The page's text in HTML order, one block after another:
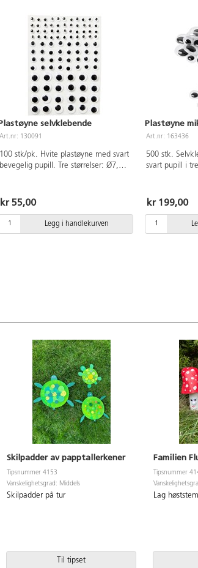
selvklebende
Art.nr: 130091
100 stk/pk. Hvite plastøyne med svart
bevegelig pupill. Tre størrelser: Ø7,
kr 55,00
Legg i handlekurven
Plastøyne
Art.nr: 163436
500 stk.
svart pupill i
kr 199,00
Skilpadder av papptallerkener
Tipsnummer 4153
Vanskelighetsgrad: Middels
Skilpadder på tur
Til tipset
Familien
Tipsnummer
Lag